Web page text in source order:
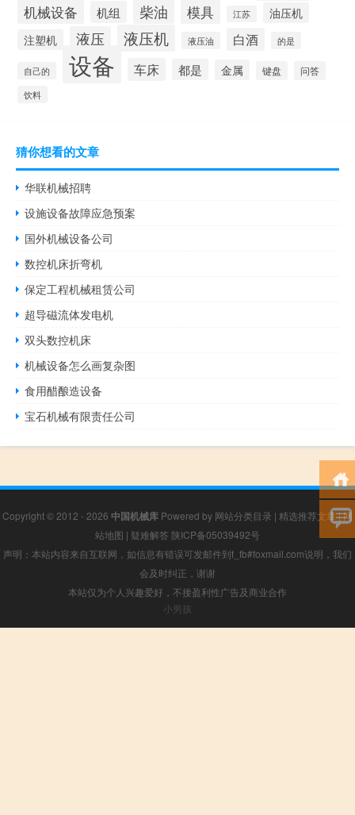
机械设备 机组 柴油 模具 江苏
油压机
注塑机
液压 液压机 液压油 白酒 的是
自己的 设备 车床 都是 金属 键盘 问答
饮料
猜你想看的文章
华联机械招聘
设施设备故障应急预案
国外机械设备公司
数控机床折弯机
保定工程机械租赁公司
超导磁流体发电机
双头数控机床
机械设备怎么画复杂图
食用醋酿造设备
宝石机械有限责任公司
Copyright © 2012 - 2026 中国机械库 Powered by 网站分类目录 | 精选推荐文章|网
站地图 | 疑难解答 陕ICP备05039492号
声明：本站内容来自互联网，如信息有错误可发邮件到f_fb#foxmail.com说明，我们
会及时纠正，谢谢
本站仅为个人兴趣爱好，不接盈利性广告及商业合作
小男孩